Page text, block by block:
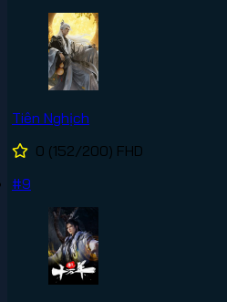
Tiên Nghịch
0 (152/200) FHD
#9